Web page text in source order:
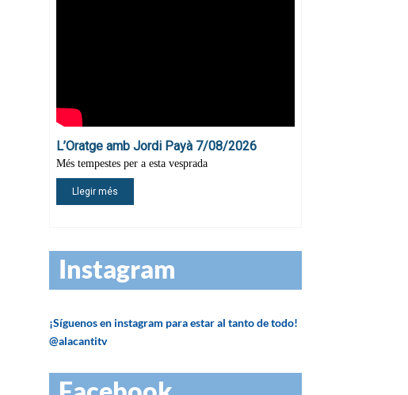
Instagram
¡Síguenos en instagram para estar al tanto de todo!
@alacantitv